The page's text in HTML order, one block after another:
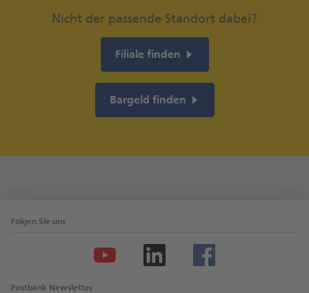
Verfahrens muss ein Mindesteinkaufswert
beachtet werden.
Nicht der passende Standort dabei?
Filiale finden
Bargeld finden
Folgen Sie uns
Postbank Newsletter